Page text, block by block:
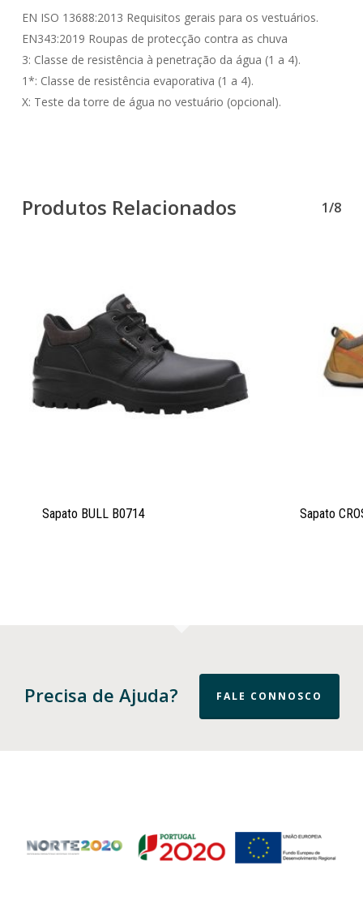
EN ISO 13688:2013 Requisitos gerais para os vestuários.
EN343:2019 Roupas de protecção contra as chuva
3: Classe de resistência à penetração da água (1 a 4).
1*: Classe de resistência evaporativa (1 a 4).
X: Teste da torre de água no vestuário (opcional).
Produtos Relacionados 1/8
Sapato BULL B0714 Sapato
Precisa de Ajuda? FALE CONNOSCO